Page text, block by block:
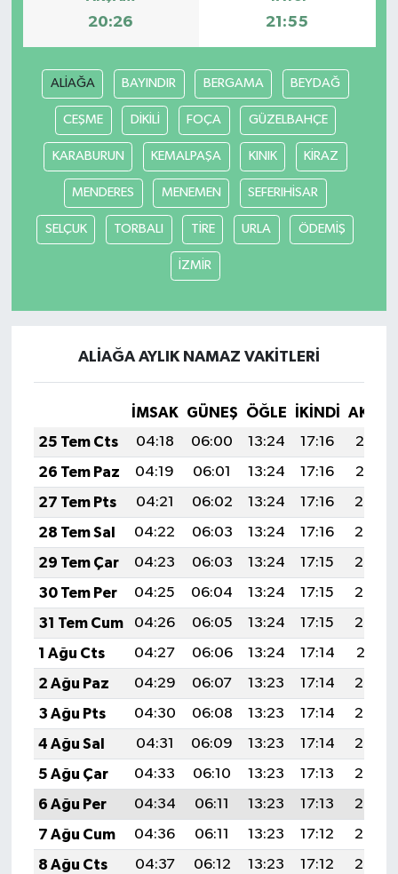
20:26 21:55
ALİAĞA BAYINDIR BERGAMA BEYDAĞ
CEŞME DİKİLİ FOÇA GÜZELBAHÇE
KARABURUN KEMALPAŞA KINIK KİRAZ
MENDERES MENEMEN SEFERIHİSAR
SELÇUK TORBALI TİRE URLA ÖDEMİŞ
İZMİR
ALİAĞA AYLIK NAMAZ VAKITLERI
İMSAK GÜNEŞ ÖĞLE İKINDI
25 Tem Cts
04:18 06:00 13:24 17:16
20:37
26 Tem Paz
04:19 06:01 13:24 17:16
20:37
27 Tem Pts
04:21 06:02 13:24 17:16
20:36
28 Tem Sal
04:22 06:03 13:24 17:16
20:35
29 Tem Çar
04:23 06:03 13:24 17:15
20:34
30 Tem Per
04:25 06:04 13:24 17:15
20:33
31 Tem Cum
04:26 06:05 13:24 17:15
20:32
1 Ağu Cts
04:27 06:06 13:24 17:14
20:31
2 Ağu Paz
04:29 06:07 13:23 17:14
20:30
3 Ağu Pts
04:30 06:08 13:23 17:14
20:29
4 Ağu Sal
04:31 06:09 13:23 17:14
20:28
5 Ağu Çar
04:33 06:10 13:23 17:13
20:27
6 Ağu Per
04:34 06:11 13:23 17:13
20:26
7 Ağu Cum
04:36 06:11 13:23 17:12
20:25
8 Ağu Cts
04:37 06:12 13:23 17:12
20:23